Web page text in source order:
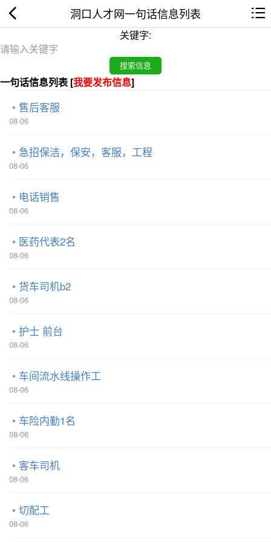
洞口人才网一句话信息列表
关键字:
一句话信息列表 [我要发布信息]
售后客服
08-06
急招保洁，保安，客服，工程
08-06
电话销售
08-06
医药代表2名
08-06
货车司机b2
08-06
护士 前台
08-06
车间流水线操作工
08-06
车险内勤1名
08-06
客车司机
08-06
切配工
08-06